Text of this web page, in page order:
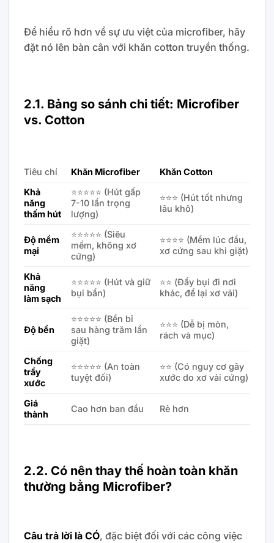
Để hiểu rõ hơn về sự ưu việt của microfiber, hãy
đặt nó lên bàn cân với khăn cotton truyền thống.
2.1. Bảng so sánh chi tiết: Microfiber
vs. Cotton
Tiêu chí Khăn Microfiber
Khăn Cotton
Khả
năng
thấm hút
⭐⭐⭐⭐⭐ (Hút gấp
7-10 lần trọng
lượng)
⭐⭐⭐ (Hút tốt nhưng
lâu khô)
Độ mềm
mại
⭐⭐⭐⭐⭐ (Siêu
mềm, không xơ
cứng)
⭐⭐⭐⭐ (Mềm lúc đầu,
xơ cứng sau khi giặt)
Khả
năng
làm sạch
⭐⭐⭐⭐⭐ (Hút và giữ
bụi bẩn)
⭐⭐ (Đẩy bụi đi nơi
khác, để lại xơ vải)
Độ bền
⭐⭐⭐⭐⭐ (Bền bỉ
sau hàng trăm lần
giặt)
⭐⭐⭐ (Dễ bị mòn,
rách và mục)
Chống
trầy
xước
⭐⭐⭐⭐⭐ (An toàn
tuyệt đối)
⭐⭐ (Có nguy cơ gây
xước do xơ vải cứng)
Giá
thành
Cao hơn ban đầu Rẻ hơn
2.2. Có nên thay thế hoàn toàn khăn
thường bằng Microfiber?
Câu trả lời là CÓ, đặc biệt đối với các công việc